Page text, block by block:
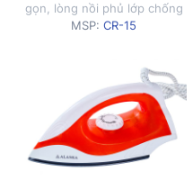
gọn, lòng nồi phủ lớp chống
dính cao cấp
MSP:CR-15